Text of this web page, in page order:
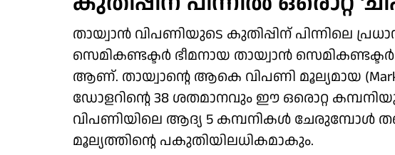
തായ്വാന്‍ വിപണിയുടെ കുതിപ്പിന് പിന്നിലെ
സെമികണ്ടക്ടര്‍ ഭീമനായ തായ്വാന്‍ സെമികണ്ടക്ടര്‍
ആണ്. തായ്വാന്റെ ആകെ വിപണി മൂല്യമായ
ഡോളറിന്റെ 38 ശതമാനവും ഈ ഒരൊറ്റ
വിപണിയിലെ ആദ്യ 5 കമ്പനികള്‍ ചേരുമ്പോള്‍
മൂല്യത്തിന്റെ പകുതിയിലധികമാകും.